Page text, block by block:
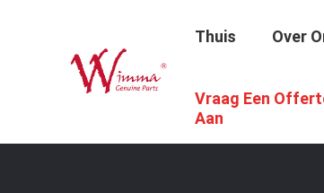
Thuis Over
Vraag Een
Aan
Thuis / Motorfiets